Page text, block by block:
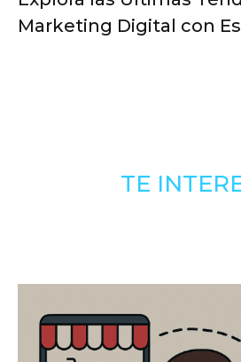
Marketing Digital con
TE